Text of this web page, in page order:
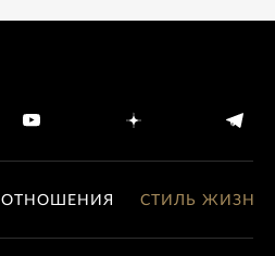
ОТНОШЕНИЯ СТИЛЬ ЖИЗНИ